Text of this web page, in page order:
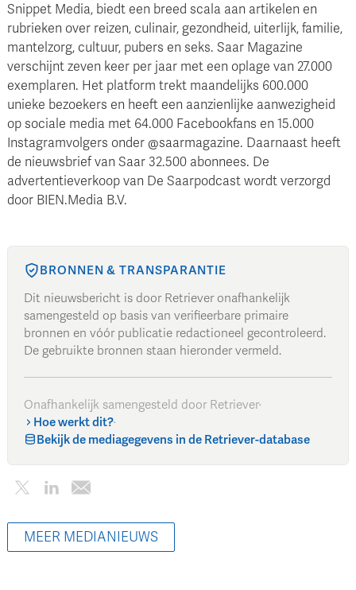
Snippet Media, biedt een breed scala aan artikelen en
rubrieken over reizen, culinair, gezondheid, uiterlijk, familie,
mantelzorg, cultuur, pubers en seks. Saar Magazine
verschijnt zeven keer per jaar met een oplage van 27.000
exemplaren. Het platform trekt maandelijks 600.000
unieke bezoekers en heeft een aanzienlijke aanwezigheid
op sociale media met 64.000 Facebookfans en 15.000
Instagramvolgers onder @saarmagazine. Daarnaast heeft
de nieuwsbrief van Saar 32.500 abonnees. De
advertentieverkoop van De Saarpodcast wordt verzorgd
door BIEN.Media B.V.
BRONNEN & TRANSPARANTIE
Dit nieuwsbericht is door Retriever onafhankelijk
samengesteld op basis van verifieerbare primaire
bronnen en vóór publicatie redactioneel gecontroleerd.
De gebruikte bronnen staan hieronder vermeld.
Onafhankelijk samengesteld door Retriever·
Hoe werkt dit?·
Bekijk de mediagegevens in de Retriever-database
MEER MEDIANIEUWS